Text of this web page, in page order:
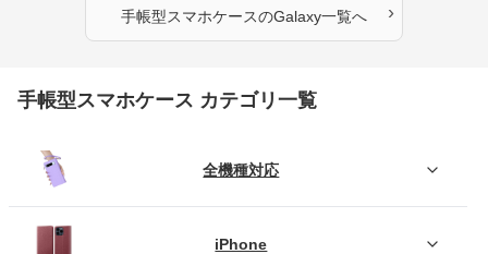
手帳型スマホケースのGalaxy一覧へ ›
手帳型スマホケース カテゴリ一覧
全機種対応
iPhone